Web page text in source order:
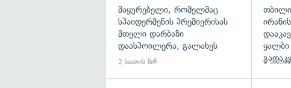
მაყურებელი, რომელმაც
სპაიდერმენის პრემიერისას
მთელი დარბაზი
დაასპოილერა, გალახეს
2 საათის წინ
ყალბი
3 საათის